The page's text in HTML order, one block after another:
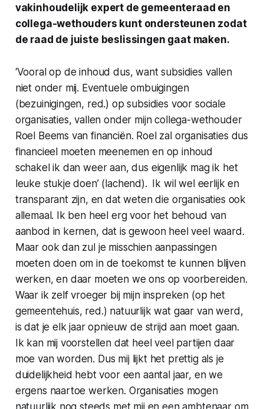
vakinhoudelijk expert de gemeenteraad en
collega-wethouders kunt ondersteunen zodat
de raad de juiste beslissingen gaat maken.
‘Vooral op de inhoud dus, want subsidies vallen
niet onder mij. Eventuele ombuigingen
(bezuinigingen, red.) op subsidies voor sociale
organisaties, vallen onder mijn collega-wethouder
Roel Beems van financiën. Roel zal organisaties dus
financieel moeten meenemen en op inhoud
schakel ik dan weer aan, dus eigenlijk mag ik het
leuke stukje doen’ (lachend). Ik wil wel eerlijk en
transparant zijn, en dat weten die organisaties ook
allemaal. Ik ben heel erg voor het behoud van
aanbod in kernen, dat is gewoon heel veel waard.
Maar ook dan zul je misschien aanpassingen
moeten doen om in de toekomst te kunnen blijven
werken, en daar moeten we ons op voorbereiden.
Waar ik zelf vroeger bij mijn inspreken (op het
gemeentehuis, red.) natuurlijk wat gaar van werd,
is dat je elk jaar opnieuw de strijd aan moet gaan.
Ik kan mij voorstellen dat heel veel partijen daar
moe van worden. Dus mij lijkt het prettig als je
duidelijkheid hebt voor een aantal jaar, en we
ergens naartoe werken. Organisaties mogen
natuurlijk nog steeds met mij en een ambtenaar om